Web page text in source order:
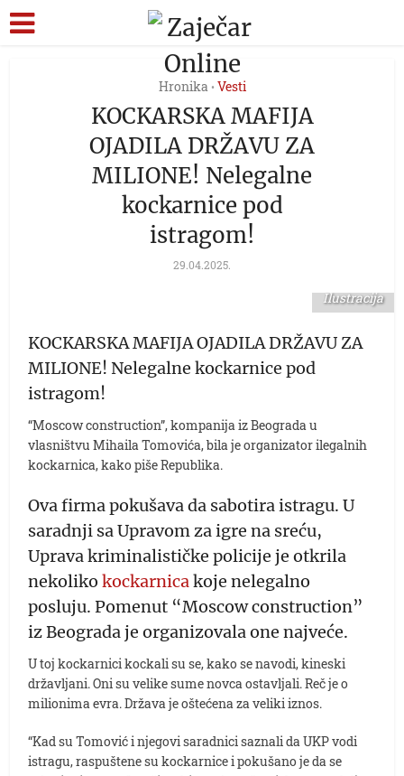
Hronika • Vesti
KOCKARSKA MAFIJA
OJADILA DRŽAVU ZA
MILIONE! Nelegalne
kockarnice pod
istragom!
29.04.2025.
Ilustracija
KOCKARSKA MAFIJA OJADILA DRŽAVU ZA
MILIONE! Nelegalne kockarnice pod
istragom!
“Moscow construction”, kompanija iz Beograda u
vlasništvu Mihaila Tomovića, bila je organizator ilegalnih
kockarnica, kako piše Republika.
Ova firma pokušava da sabotira istragu. U
saradnji sa Upravom za igre na sreću,
Uprava kriminalističke policije je otkrila
nekolikokockarnicakoje nelegalno
posluju. Pomenut “Moscow construction”
iz Beograda je organizovala one najveće.
U toj kockarnici kockali su se, kako se navodi, kineski
državljani. Oni su velike sume novca ostavljali. Reč je o
milionima evra. Država je oštećena za veliki iznos.
“Kad su Tomović i njegovi saradnici saznali da UKP vodi
istragu, raspuštene su kockarnice i pokušano je da se